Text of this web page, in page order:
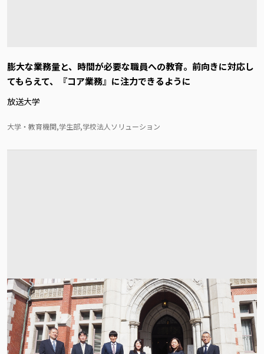
膨大な業務量と、時間が必要な職員への教育。前向きに対応し
てもらえて、『コア業務』に注力できるように
放送大学
大学・教育機関,学生部,学校法人ソリューション